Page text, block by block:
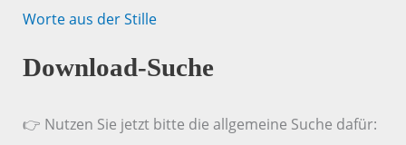
Worte aus der Stille
Download-Suche
👉 Nutzen Sie jetzt bitte die allgemeine Suche dafür: